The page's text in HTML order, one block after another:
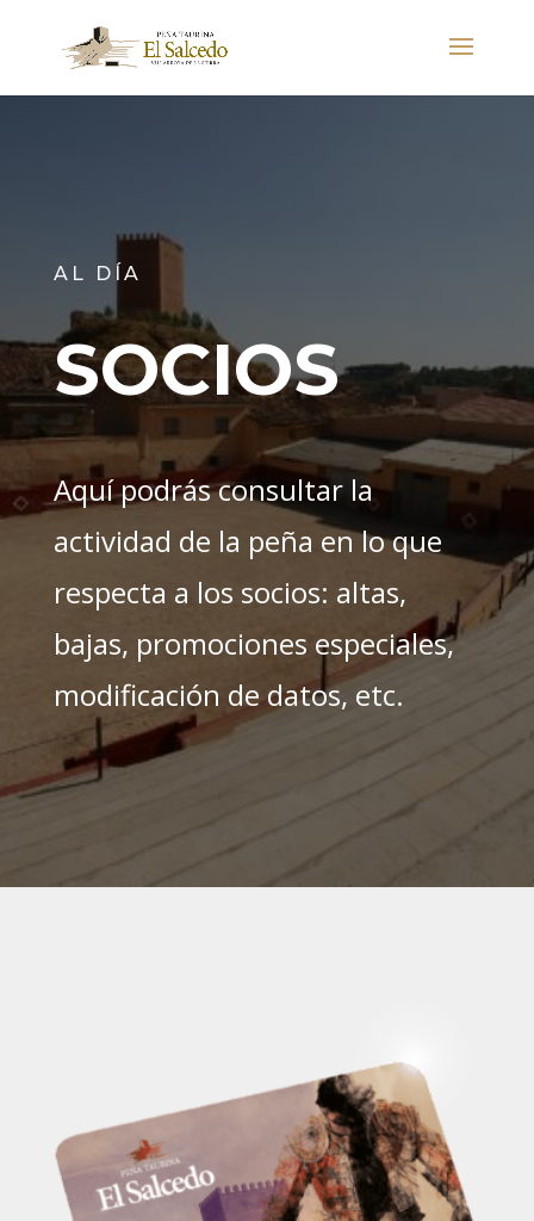
AL DÍA
SOCIOS
Aquí podrás consultar la
actividad de la peña en lo que
respecta a los socios: altas,
bajas, promociones especiales,
modificación de datos, etc.